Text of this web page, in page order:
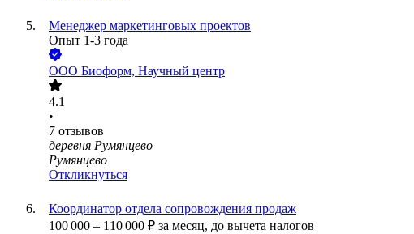
Менеджер маркетинговых проектов
Опыт 1-3 года
ООО Биоформ, Научный центр
4.1
•
7 отзывов
деревня Румянцево
Румянцево
Откликнуться
Координатор отдела сопровождения продаж
100 000 – 110 000 ₽ за месяц, до вычета налогов